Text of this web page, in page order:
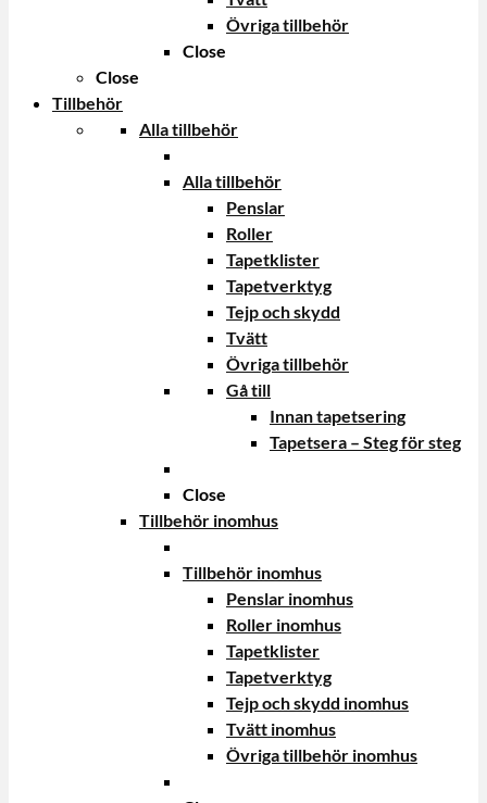
Övriga tillbehör
Close
Close
Tillbehör
Alla tillbehör
Alla tillbehör
Penslar
Roller
Tapetklister
Tapetverktyg
Tejp och skydd
Tvätt
Övriga tillbehör
Gå till
Innan tapetsering
Tapetsera – Steg för steg
Close
Tillbehör inomhus
Tillbehör inomhus
Penslar inomhus
Roller inomhus
Tapetklister
Tapetverktyg
Tejp och skydd inomhus
Tvätt inomhus
Övriga tillbehör inomhus